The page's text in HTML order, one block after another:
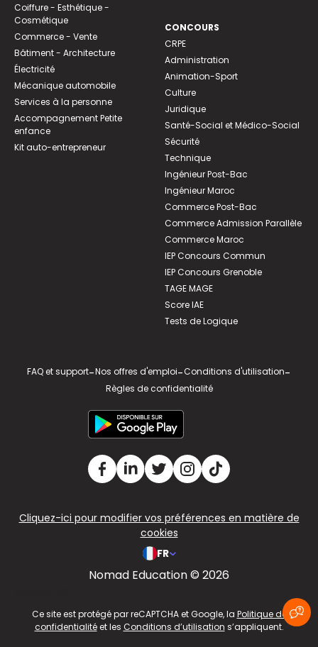
Coiffure - Esthétique -
Cosmétique
Commerce - Vente
Bâtiment - Architecture
Électricité
Mécanique automobile
Services à la personne
Accompagnement Petite
enfance
Kit auto-entrepreneur
CONCOURS
CRPE
Administration
Animation-Sport
Culture
Juridique
Santé-Social et Médico-Social
Sécurité
Technique
Ingénieur Post-Bac
Ingénieur Maroc
Commerce Post-Bac
Commerce Admission Parallèle
Commerce Maroc
IEP Concours Commun
IEP Concours Grenoble
TAGE MAGE
Score IAE
Tests de Logique
FAQ et support-Nos offres d'emploi-Conditions d'utilisation-
Règles de confidentialité
Cliquez-ici pour modifier vos préférences en matière de
cookies
FR
Nomad Education © 2026
Ce site est protégé par reCAPTCHA et Google, la Politique de
confidentialitéet les Conditions d’utilisation s’appliquent.